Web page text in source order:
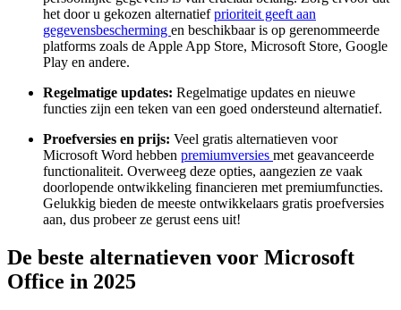
het door u gekozen alternatiefprioriteit geeft aan
gegevensbescherming en beschikbaar is op gerenommeerde
platforms zoals de Apple App Store, Microsoft Store, Google
Play en andere.
Regelmatige updates: Regelmatige updates en nieuwe
functies zijn een teken van een goed ondersteund alternatief.
Proefversies en prijs: Veel gratis alternatieven voor
Microsoft Word hebben premiumversies met geavanceerde
functionaliteit. Overweeg deze opties, aangezien ze vaak
doorlopende ontwikkeling financieren met premiumfuncties.
Gelukkig bieden de meeste ontwikkelaars gratis proefversies
aan, dus probeer ze gerust eens uit!
De beste alternatieven voor Microsoft
Office in 2025